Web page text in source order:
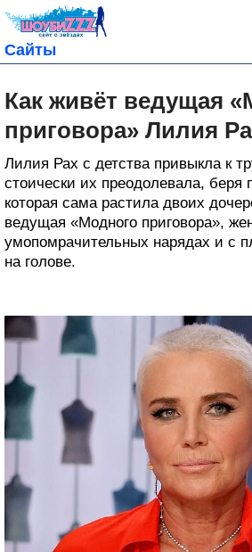
Сайты
Как живёт ведущая
приговора» Лилия
Лилия Рах с детства привыкла к
стоически их преодолевала,
которая сама растила двоих
ведущая «Модного приговора»,
умопомрачительных нарядах и с
на голове.